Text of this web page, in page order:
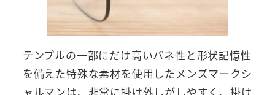
テンプルの一部にだけ高いバネ性と形状記憶性
を備えた特殊な素材を使用したメンズマークシ
ャルマンは、非常に掛け外しがしやすく、掛け